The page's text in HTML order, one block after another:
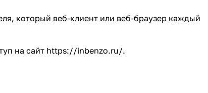
который веб-клиент или веб-браузер каждый
на сайт https://inbenzo.ru/.